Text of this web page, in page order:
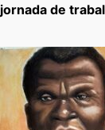
jornada de